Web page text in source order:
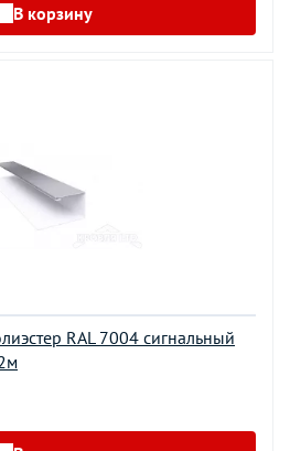
В корзину
RAL 7004 сигнальный